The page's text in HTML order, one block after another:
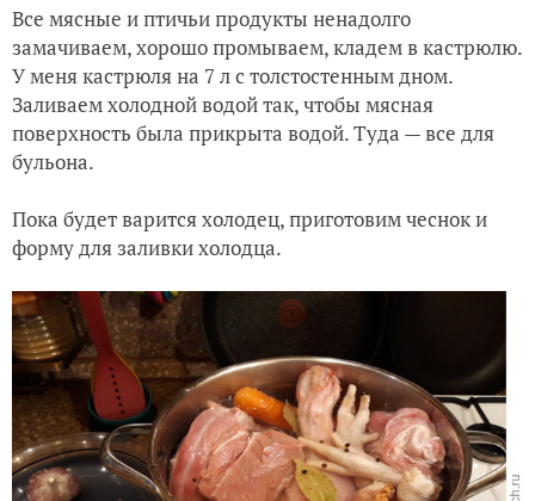
Все мясные и птичьи продукты ненадолго
замачиваем, хорошо промываем, кладем в кастрюлю.
У меня кастрюля на 7 л с толстостенным дном.
Заливаем холодной водой так, чтобы мясная
поверхность была прикрыта водой. Туда — все для
бульона.
Пока будет варится холодец, приготовим чеснок и
форму для заливки холодца.